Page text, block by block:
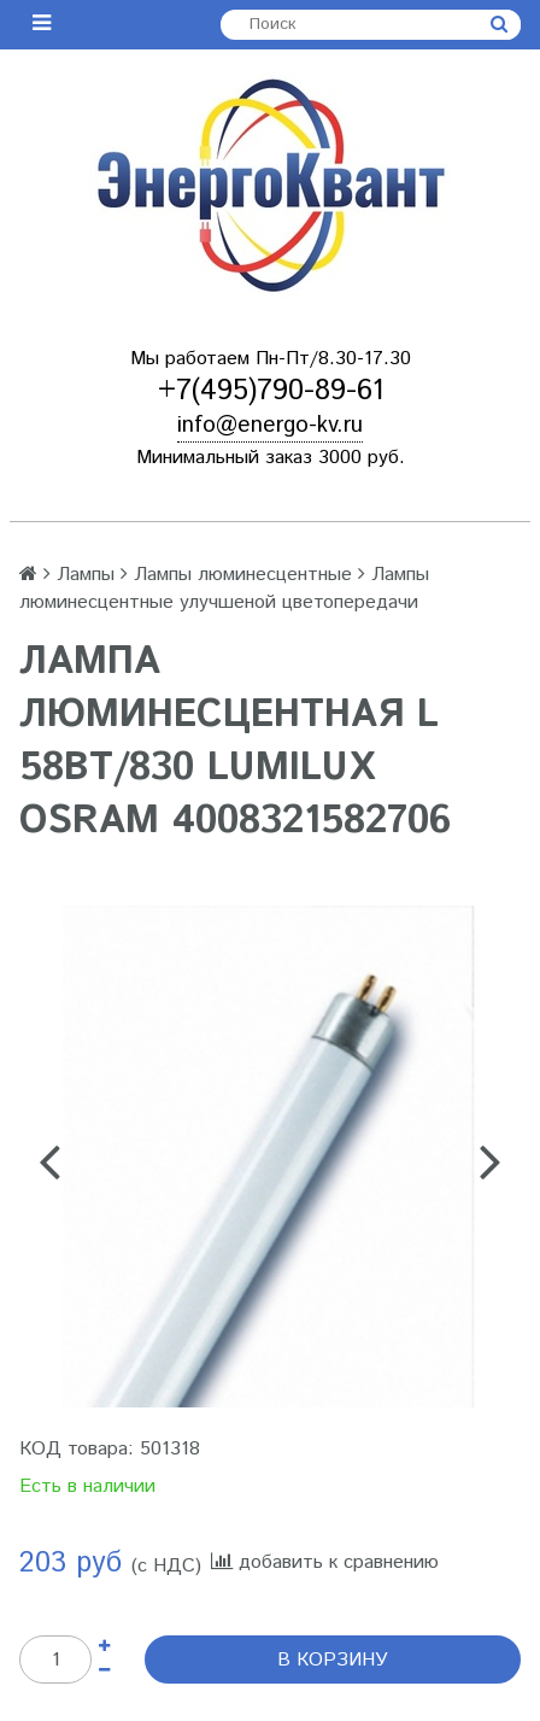
Мы работаем Пн-Пт/8.30-17.30
+7(495)790-89-61
info@energo-kv.ru
Минимальный заказ 3000 руб.
Лампы Лампы люминесцентные
Лампы
люминесцентные улучшеной цветопередачи
ЛАМПА
ЛЮМИНЕСЦЕНТНАЯ L
58ВТ/830 LUMILUX
OSRAM 4008321582706
КОД товара: 501318
Есть в наличии
203 руб (с НДС) добавить к сравнению
В КОРЗИНУ